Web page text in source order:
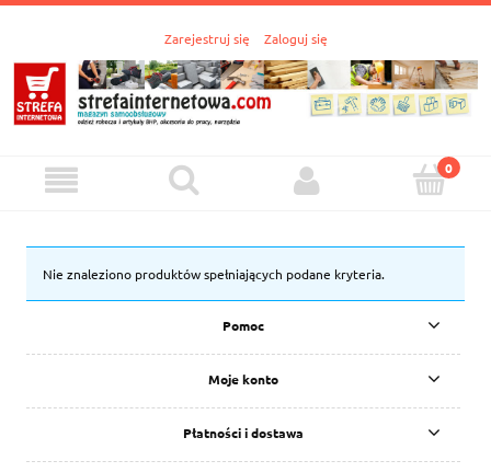
Zarejestruj się Zaloguj się
Nie znaleziono produktów spełniających podane kryteria.
Pomoc
Moje konto
Płatności i dostawa